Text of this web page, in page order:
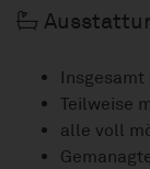
Teilweise
alle voll